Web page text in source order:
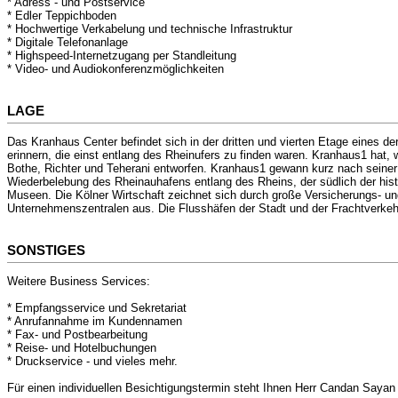
* Edler Teppichboden
* Hochwertige Verkabelung und technische Infrastruktur
* Digitale Telefonanlage
* Highspeed-Internetzugang per Standleitung
* Video- und Audiokonferenzmöglichkeiten
LAGE
Das Kranhaus Center befindet sich in der dritten und vierten Etage eines
erinnern, die einst entlang des Rheinufers zu finden waren. Kranhaus1
Bothe, Richter und Teherani entworfen. Kranhaus1 gewann kurz nach
Wiederbelebung des Rheinauhafens entlang des Rheins, der südlich der
Museen. Die Kölner Wirtschaft zeichnet sich durch große Versicherungs-
Unternehmenszentralen aus. Die Flusshäfen der Stadt und der
SONSTIGES
Weitere Business Services:
* Empfangsservice und Sekretariat
* Anrufannahme im Kundennamen
* Fax- und Postbearbeitung
* Reise- und Hotelbuchungen
* Druckservice - und vieles mehr.
Für einen individuellen Besichtigungstermin steht Ihnen Herr Candan